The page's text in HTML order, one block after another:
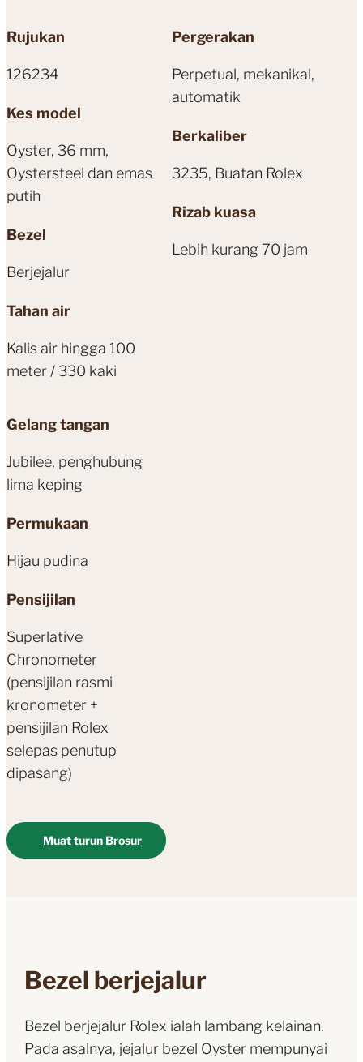
Rujukan
126234
Kes model
Oyster, 36 mm,
Oystersteel dan emas
putih
Bezel
Berjejalur
Tahan air
Kalis air hingga 100
meter / 330 kaki
Pergerakan
Perpetual, mekanikal,
automatik
Berkaliber
3235, Buatan Rolex
Rizab kuasa
Lebih kurang 70 jam
Gelang tangan
Jubilee, penghubung
lima keping
Permukaan
Hijau pudina
Pensijilan
Superlative
Chronometer
(pensijilan rasmi
kronometer +
pensijilan Rolex
selepas penutup
dipasang)
Muat turun Brosur
Bezel berjejalur
Bezel berjejalur Rolex ialah lambang kelainan.
Pada asalnya, jejalur bezel Oyster mempunyai